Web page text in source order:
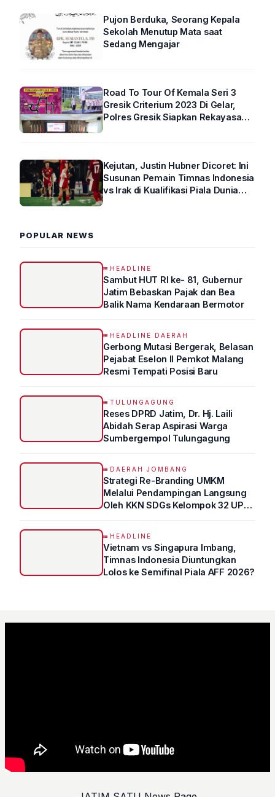
Pujon Berduka, Seorang Kepala
Sekolah Menutup Mata saat
Sedang Mengajar
Road To Tour Of Kemala Seri 3
Gresik Criterium 2023 Di Gelar,
Polres Gresik Siapkan Rekayasa
Kejutan, Justin Hubner Dicoret: Ini
Susunan Pemain Timnas Indonesia
vs Irak di Kualifikasi Piala Dunia
POPULAR NEWS
HEADLINE
Sambut HUT RI ke- 81, Gubernur
Jatim Bebaskan Pajak dan Bea
Balik Nama Kendaraan Bermotor
HEADLINE DAERAH
Gerbong Mutasi Bergerak, Belasan
Pejabat Eselon II Pemkot Malang
Resmi Tempati Posisi Baru
TULUNGAGUNG
Reses DPRD Jatim, Dr. Hj. Laili
Abidah Serap Aspirasi Warga
Sumbergempol Tulungagung
DAERAH JOMBANG
Strategi Re-Branding UMKM
Melalui Pendampingan Langsung
Oleh KKN SDGs Kelompok 32 UPN
HEADLINE
Vietnam vs Singapura Imbang,
Timnas Indonesia Diuntungkan
Lolos ke Semifinal Piala AFF 2026?